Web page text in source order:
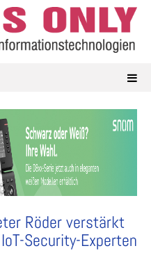
Röder verstärkt
Security-Experten